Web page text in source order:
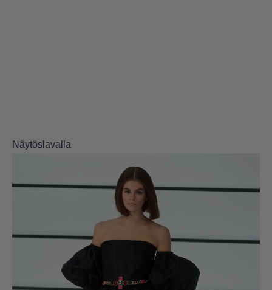
Näytöslavalla